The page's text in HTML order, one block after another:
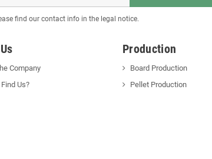
find our contact info in the legal notice.
Company
Us?
Production
Board Production
Pellet Production